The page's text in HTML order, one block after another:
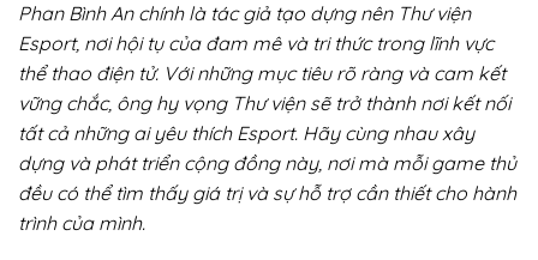
Phan Bình An chính là tác giả tạo dựng nên Thư viện
Esport, nơi hội tụ của đam mê và tri thức trong lĩnh vực
thể thao điện tử. Với những mục tiêu rõ ràng và cam kết
vững chắc, ông hy vọng Thư viện sẽ trở thành nơi kết nối
tất cả những ai yêu thích Esport. Hãy cùng nhau xây
dựng và phát triển cộng đồng này, nơi mà mỗi game thủ
đều có thể tìm thấy giá trị và sự hỗ trợ cần thiết cho hành
trình của mình.